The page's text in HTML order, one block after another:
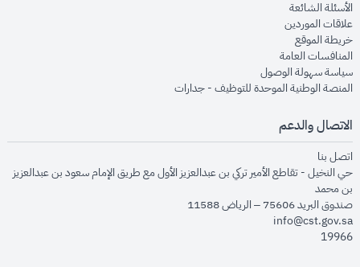
الأسئلة الشائعةopens in new window
علاقات الموردينopens in new window
خريطة الموقعopens in new window
المنافسات العامةopens in new window
سياسة سهولة الوصولopens in new window
المنصة الوطنية الموحدة للتوظيف - جداراتopens in new window
الاتصال والدعم
اتصل بنا
حي النخيل - تقاطع الأمير تركي بن عبدالعزيز الأول مع طريق الإمام سعود بن عبدالعزيز
بن محمد
صندوق البريد 75606 – الرياض 11588
info@cst.gov.sa
19966